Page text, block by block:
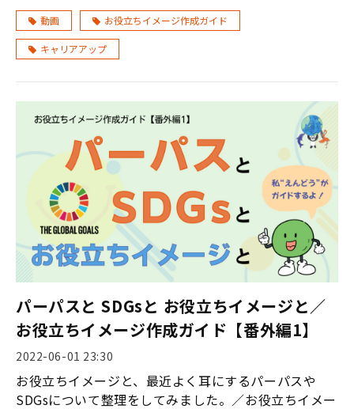
動画 お役立ちイメージ作成ガイド
キャリアアップ
パーパスと SDGsと お役立ちイメージと／
お役立ちイメージ作成ガイド【番外編1】
2022-06-01 23:30
お役立ちイメージと、最近よく耳にするパーパスや
SDGsについて整理をしてみました。／お役立ちイメー